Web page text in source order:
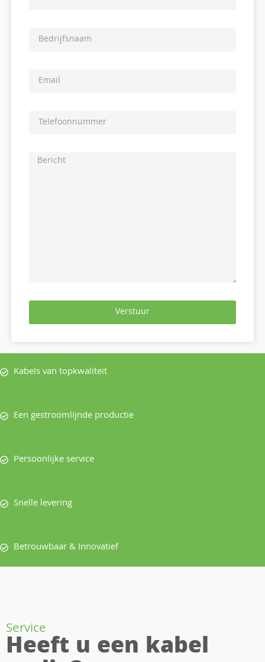
Verstuur
Kabels van topkwaliteit
Een gestroomlijnde productie
Persoonlijke service
Snelle levering
Betrouwbaar & Innovatief
Service
Heeft u een kabel